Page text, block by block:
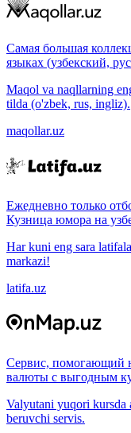
Самая большая
языках (узбекский,
Maqol va naqllarning
tilda (o'zbek, rus, ingliz).
maqollar.uz
Ежедневно только
Кузница юмора на
Har kuni eng sara
markazi!
latifa.uz
Сервис, помогающий
валюты с выгодным
Valyutani yuqori kursda
beruvchi servis.